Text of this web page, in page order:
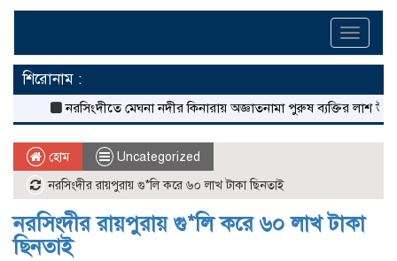
Toggle
শিরোনাম :
নরসিংদীতে মেঘনা নদীর কিনারায় অজ্ঞাতনামা পুরুষ ব্যক্তির লাশ উদ্ধার
হোম
Uncategorized
নরসিংদীর রায়পুরায় গু*লি করে ৬০ লাখ টাকা ছিনতাই
নরসিংদীর রায়পুরায় গু*লি করে ৬০ লাখ টাকা
ছিনতাই